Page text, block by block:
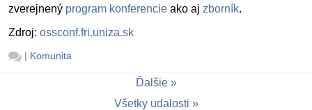
zverejnený program konferencie ako aj zborník.
Zdroj: ossconf.fri.uniza.sk
| Komunita
Ďalšie
Všetky udalosti